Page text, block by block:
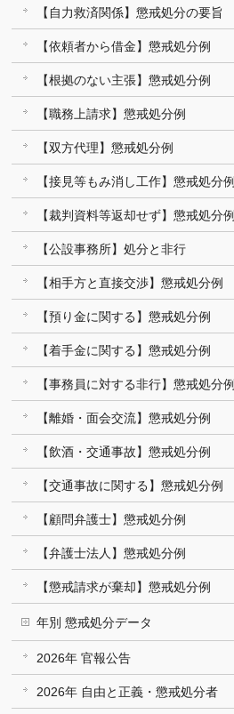
【自力救済関係】懲戒処分の要旨
【依頼者から借金】懲戒処分例
【根拠のない主張】懲戒処分例
【職務上請求】懲戒処分例
【双方代理】懲戒処分例
【接見等もみ消し工作】懲戒処分例
【裁判資料等返却せず】懲戒処分例
【公設事務所】処分と非行
【相手方と直接交渉】懲戒処分例
【預り金に関する】懲戒処分例
【着手金に関する】懲戒処分例
【事務員に対する非行】懲戒処分例
【離婚・面会交流】懲戒処分例
【飲酒・交通事故】懲戒処分例
【交通事故に関する】懲戒処分例
【顧問弁護士】懲戒処分例
【弁護士法人】懲戒処分例
【懲戒請求が棄却】懲戒処分例
年別 懲戒処分データ
2026年 官報公告
2026年 自由と正義・懲戒処分者